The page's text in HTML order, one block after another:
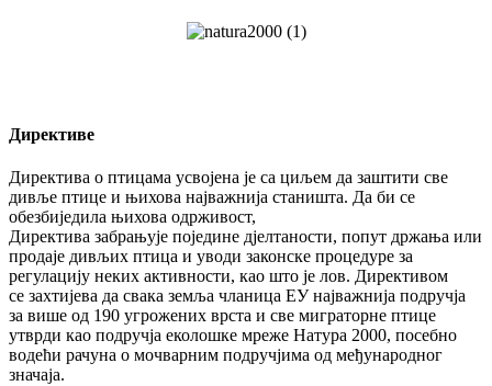
Директиве
Директива о птицама усвојена је са циљем да заштити све
дивље птице и њихова најважнија станишта. Да би се
обезбиједила њихова одрживост,
Директива забрањује поједине дјелтаности, попут држања или
продаје дивљих птица и уводи законске процедуре за
регулацију неких активности, као што је лов. Директивом
се захтијева да свака земља чланица ЕУ најважнија подручја
за више од 190 угрожених врста и све миграторне птице
утврди као подручја еколошке мреже Натура 2000, посебно
водећи рачуна о мочварним подручјима од међународног
значаја.